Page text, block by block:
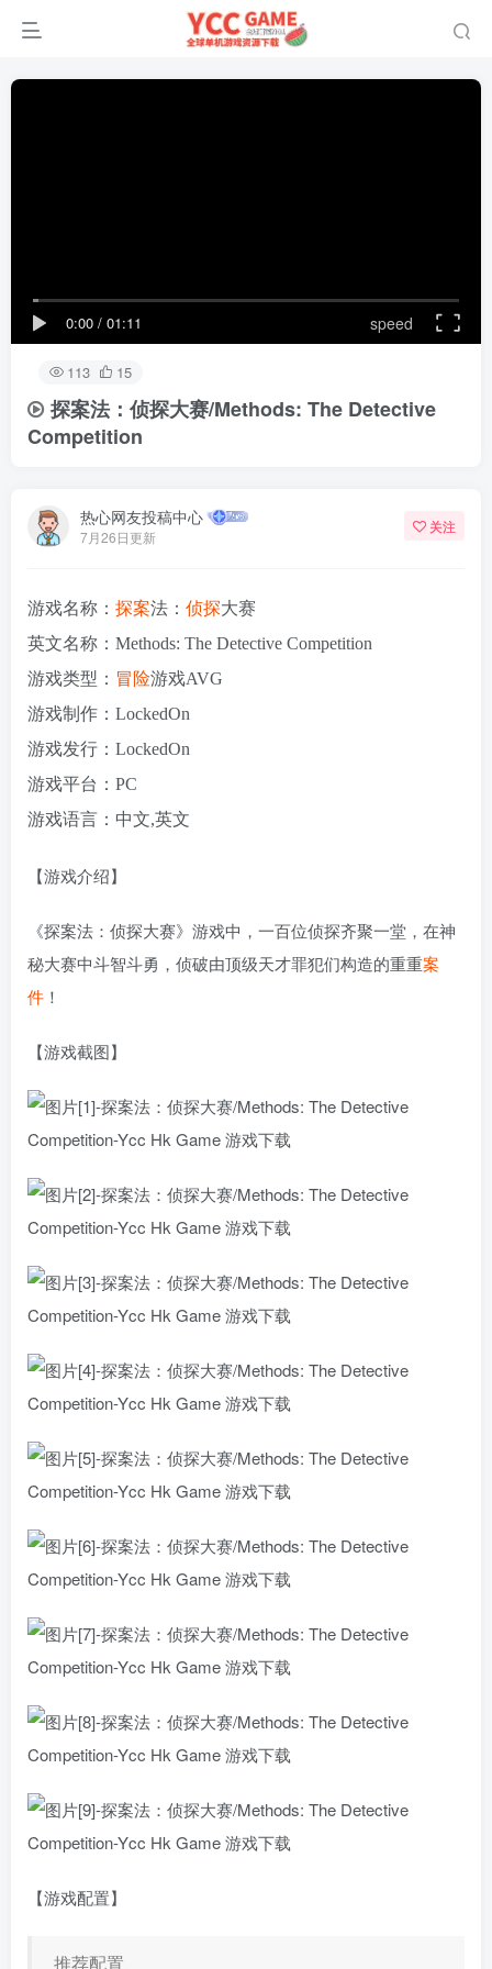
0:00 / 01:11 speed
113 15
探案法：侦探大赛/Methods: The Detective
Competition
热心网友投稿中心
7月26日更新
关注
游戏名称： 探案法： 侦探大赛
英文名称：Methods: The Detective Competition
游戏类型： 冒险游戏AVG
游戏制作：LockedOn
游戏发行：LockedOn
游戏平台：PC
游戏语言：中文,英文
【游戏介绍】
《探案法：侦探大赛》游戏中，一百位侦探齐聚一堂，在神
秘大赛中斗智斗勇，侦破由顶级天才罪犯们构造的重重案
件 ！
【游戏截图】
【游戏配置】
推荐配置